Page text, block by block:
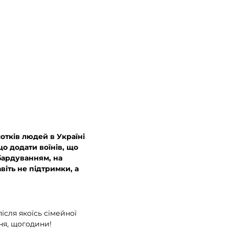
людей в Україні
додати воїнів, що
на
не підтримки, а
якоїсь сімейної
щогодини!